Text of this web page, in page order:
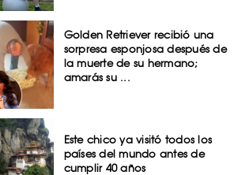
Golden Retriever recibió una
sorpresa esponjosa después de
la muerte de su hermano;
amarás su ...
Este chico ya visitó todos los
países del mundo antes de
cumplir 40 años